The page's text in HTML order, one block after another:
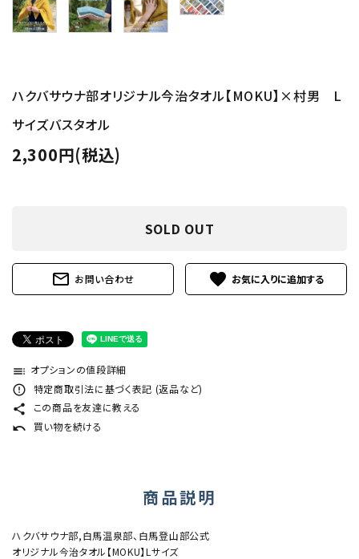
ハクバサウナ部オリジナル今治タオル【MOKU】×村男 L
サイズバスタオル
2,300円(税込)
SOLD OUT
mail_outline お問い合わせ favorite
toc オプションの値段詳細
error_outline 特定商取引法に基づく表記 (返品など)
share この商品を友達に教える
undo 買い物を続ける
商品説明
ハクバサウナ部,白馬温泉部、白馬登山部公式
オリジナル今治タオル【MOKU】Lサイズ